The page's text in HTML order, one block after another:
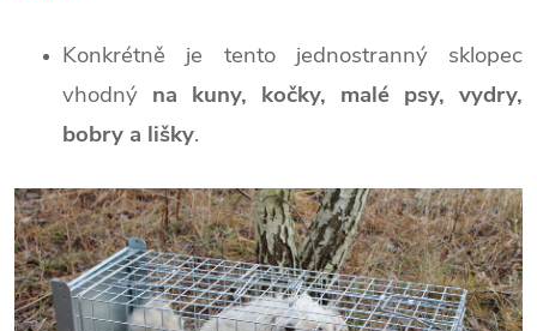
Konkrétně je tento jednostranný sklopec
vhodný na kuny, kočky, malé psy, vydry,
bobry a lišky.